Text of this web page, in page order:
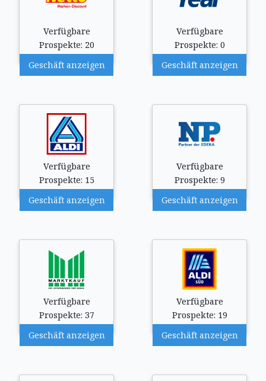
Verfügbare
Prospekte: 20
Geschäft anzeigen
Verfügbare
Prospekte: 0
Geschäft anzeigen
Verfügbare
Prospekte: 15
Geschäft anzeigen
Verfügbare
Prospekte: 9
Geschäft anzeigen
Verfügbare
Prospekte: 37
Geschäft anzeigen
Verfügbare
Prospekte: 19
Geschäft anzeigen